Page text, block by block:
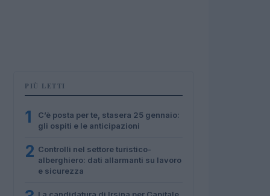
PIÙ LETTI
1
C’è posta per te, stasera 25 gennaio:
gli ospiti e le anticipazioni
2 Controlli nel settore turistico-
alberghiero: dati allarmanti su lavoro
e sicurezza